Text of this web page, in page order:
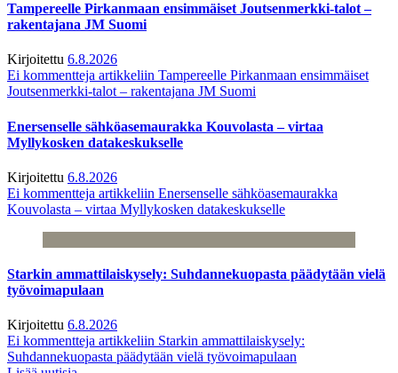
Tampereelle Pirkanmaan ensimmäiset Joutsenmerkki-talot –
rakentajana JM Suomi
Kirjoitettu 6.8.2026
Ei kommentteja artikkeliin Tampereelle Pirkanmaan ensimmäiset
Joutsenmerkki-talot – rakentajana JM Suomi
Enersenselle sähköasemaurakka Kouvolasta – virtaa
Myllykosken datakeskukselle
Kirjoitettu 6.8.2026
Ei kommentteja artikkeliin Enersenselle sähköasemaurakka
Kouvolasta – virtaa Myllykosken datakeskukselle
Starkin ammattilaiskysely: Suhdannekuopasta päädytään vielä
työvoimapulaan
Kirjoitettu 6.8.2026
Ei kommentteja artikkeliin Starkin ammattilaiskysely:
Suhdannekuopasta päädytään vielä työvoimapulaan